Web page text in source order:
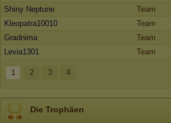
Shiny Neptune
Team
Kleopatra10010
Team
Gradnima
Team
Levia1301
Team
1 2 3 4
Die Trophäen